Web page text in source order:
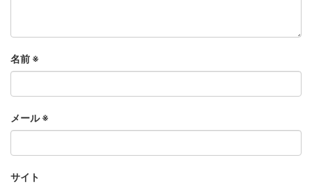
名前 ※
メール※
サイト